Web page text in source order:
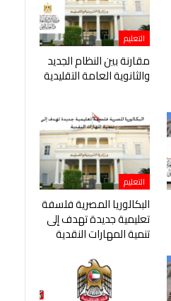
التعليم
مقارنة بين النظام الجديد
والثانوية العامة التقليدية
التعليم
البكالوريا المصرية فلسفة
تعليمية جديدة تهدف إلى
تنمية المهارات النقدية